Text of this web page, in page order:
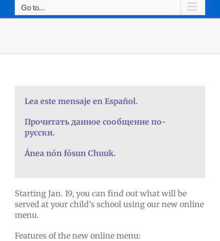
Go to...
Lea este mensaje en Español.
Прочитать данное сообщение по-
русски.
Ánea nón fósun Chuuk.
Starting Jan. 19, you can find out what will be
served at your child’s school using our new online
menu.
Features of the new online menu: